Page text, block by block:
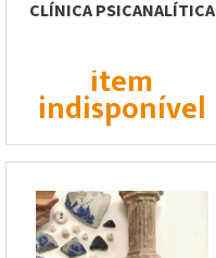
CLÍNICA PSICANALÍTICA
item
indisponível